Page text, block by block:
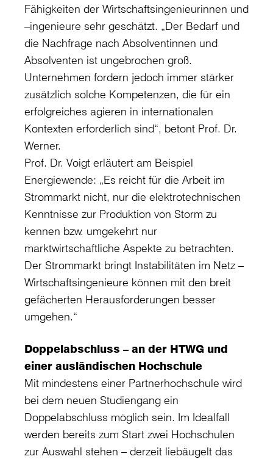
Fähigkeiten der Wirtschaftsingenieurinnen und
–ingenieure sehr geschätzt. „Der Bedarf und
die Nachfrage nach Absolventinnen und
Absolventen ist ungebrochen groß.
Unternehmen fordern jedoch immer stärker
zusätzlich solche Kompetenzen, die für ein
erfolgreiches agieren in internationalen
Kontexten erforderlich sind“, betont Prof. Dr.
Werner.
Prof. Dr. Voigt erläutert am Beispiel
Energiewende: „Es reicht für die Arbeit im
Strommarkt nicht, nur die elektrotechnischen
Kenntnisse zur Produktion von Storm zu
kennen bzw. umgekehrt nur
marktwirtschaftliche Aspekte zu betrachten.
Der Strommarkt bringt Instabilitäten im Netz –
Wirtschaftsingenieure können mit den breit
gefächerten Herausforderungen besser
umgehen.“
Doppelabschluss – an der HTWG und
einer ausländischen Hochschule
Mit mindestens einer Partnerhochschule wird
bei dem neuen Studiengang ein
Doppelabschluss möglich sein. Im Idealfall
werden bereits zum Start zwei Hochschulen
zur Auswahl stehen – derzeit liebäugelt das